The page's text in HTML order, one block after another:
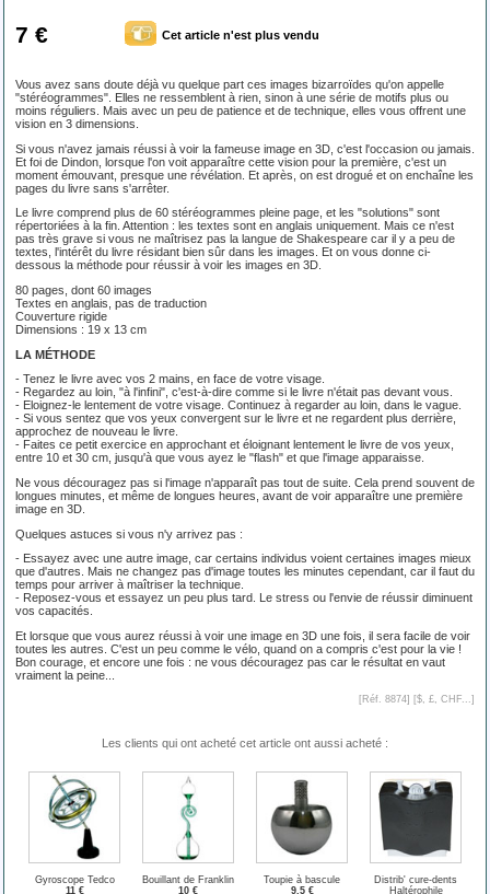
7 € Cet article n'est plus vendu
Vous avez sans doute déjà vu quelque part ces images bizarroïdes qu'on appelle
"stéréogrammes". Elles ne ressemblent à rien, sinon à une série de motifs plus ou
moins réguliers. Mais avec un peu de patience et de technique, elles vous offrent une
vision en 3 dimensions.
Si vous n'avez jamais réussi à voir la fameuse image en 3D, c'est l'occasion ou jamais.
Et foi de Dindon, lorsque l'on voit apparaître cette vision pour la première, c'est un
moment émouvant, presque une révélation. Et après, on est drogué et on enchaîne les
pages du livre sans s'arrêter.
Le livre comprend plus de 60 stéréogrammes pleine page, et les "solutions" sont
répertoriées à la fin. Attention : les textes sont en anglais uniquement. Mais ce n'est
pas très grave si vous ne maîtrisez pas la langue de Shakespeare car il y a peu de
textes, l'intérêt du livre résidant bien sûr dans les images. Et on vous donne ci-
dessous la méthode pour réussir à voir les images en 3D.
80 pages, dont 60 images
Textes en anglais, pas de traduction
Couverture rigide
Dimensions : 19 x 13 cm
LA MÉTHODE
- Tenez le livre avec vos 2 mains, en face de votre visage.
- Regardez au loin, "à l'infini", c'est-à-dire comme si le livre n'était pas devant vous.
- Eloignez-le lentement de votre visage. Continuez à regarder au loin, dans le vague.
- Si vous sentez que vos yeux convergent sur le livre et ne regardent plus derrière,
approchez de nouveau le livre.
- Faites ce petit exercice en approchant et éloignant lentement le livre de vos yeux,
entre 10 et 30 cm, jusqu'à que vous ayez le "flash" et que l'image apparaisse.
Ne vous découragez pas si l'image n'apparaît pas tout de suite. Cela prend souvent de
longues minutes, et même de longues heures, avant de voir apparaître une première
image en 3D.
Quelques astuces si vous n'y arrivez pas :
- Essayez avec une autre image, car certains individus voient certaines images mieux
que d'autres. Mais ne changez pas d'image toutes les minutes cependant, car il faut du
temps pour arriver à maîtriser la technique.
- Reposez-vous et essayez un peu plus tard. Le stress ou l'envie de réussir diminuent
vos capacités.
Et lorsque que vous aurez réussi à voir une image en 3D une fois, il sera facile de voir
toutes les autres. C'est un peu comme le vélo, quand on a compris c'est pour la vie !
Bon courage, et encore une fois : ne vous découragez pas car le résultat en vaut
vraiment la peine...
[Réf. 8874] [$, £, CHF... ]
Les clients qui ont acheté cet article ont aussi acheté :
Gyroscope Tedco
11 €
Bouillant de Franklin
10 €
Toupie à bascule
9.5 €
Distrib' cure-dents
Haltérophile